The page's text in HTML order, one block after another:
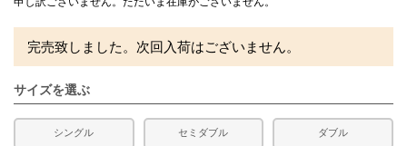
完売致しました。次回入荷はございません。
サイズを選ぶ
シングル セミダブル ダブル